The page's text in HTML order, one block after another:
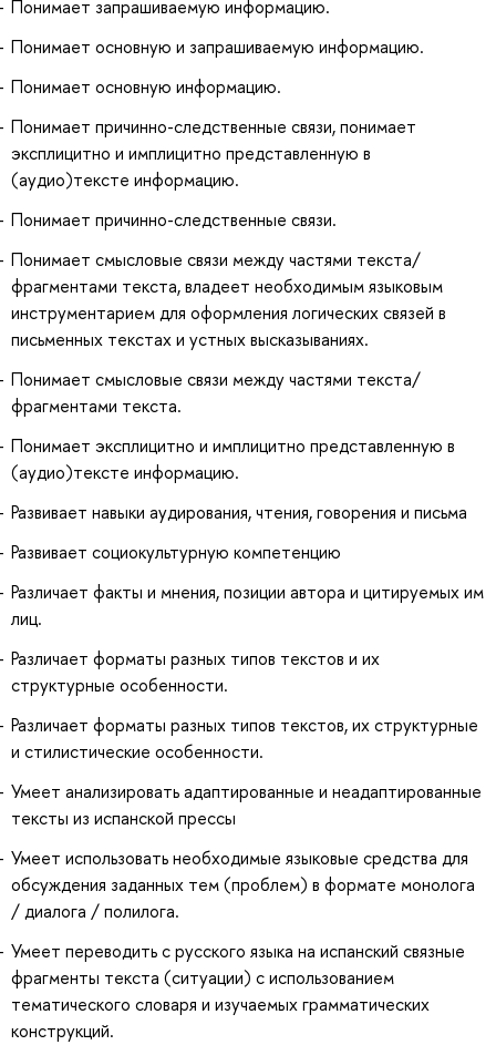
Понимает запрашиваемую информацию.
Понимает основную и запрашиваемую информацию.
Понимает основную информацию.
Понимает причинно-следственные связи, понимает
эксплицитно и имплицитно представленную в
(аудио)тексте информацию.
Понимает причинно-следственные связи.
Понимает смысловые связи между частями текста/
фрагментами текста, владеет необходимым языковым
инструментарием для оформления логических связей в
письменных текстах и устных высказываниях.
Понимает смысловые связи между частями текста/
фрагментами текста.
Понимает эксплицитно и имплицитно представленную в
(аудио)тексте информацию.
Развивает навыки аудирования, чтения, говорения и письма
Развивает социокультурную компетенцию
Различает факты и мнения, позиции автора и цитируемых им
лиц.
Различает форматы разных типов текстов и их
структурные особенности.
Различает форматы разных типов текстов, их структурные
и стилистические особенности.
Умеет анализировать адаптированные и неадаптированные
тексты из испанской прессы
Умеет использовать необходимые языковые средства для
обсуждения заданных тем (проблем) в формате монолога
/ диалога / полилога.
Умеет переводить с русского языка на испанский связные
фрагменты текста (ситуации) с использованием
тематического словаря и изучаемых грамматических
конструкций.